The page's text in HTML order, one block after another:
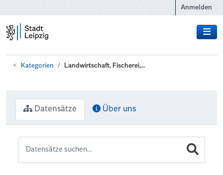
Anmelden
Kategorien Landwirtschaft, Fischerei,...
Datensätze Über uns